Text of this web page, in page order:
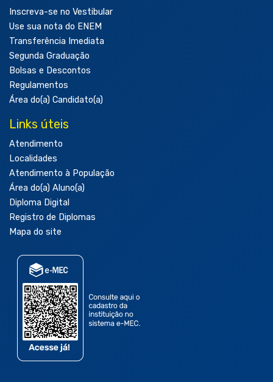
Inscreva-se no Vestibular
Use sua nota do ENEM
Transferência Imediata
Segunda Graduação
Bolsas e Descontos
Regulamentos
Área do(a) Candidato(a)
Links úteis
Atendimento
Localidades
Atendimento à População
Área do(a) Aluno(a)
Diploma Digital
Registro de Diplomas
Mapa do site